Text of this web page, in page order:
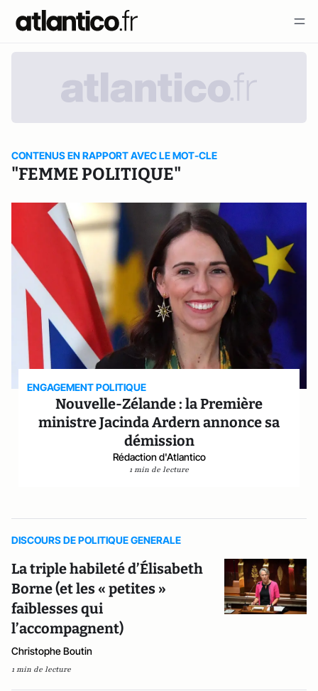
CONTENUS EN RAPPORT AVEC LE MOT-CLE
"FEMME POLITIQUE"
ENGAGEMENT POLITIQUE
Nouvelle-Zélande : la Première
ministre Jacinda Ardern annonce sa
démission
Rédaction d'Atlantico
1 min de lecture
DISCOURS DE POLITIQUE GENERALE
La triple habileté d’Élisabeth
Borne (et les « petites »
faiblesses qui
l’accompagnent)
Christophe Boutin
1 min de lecture